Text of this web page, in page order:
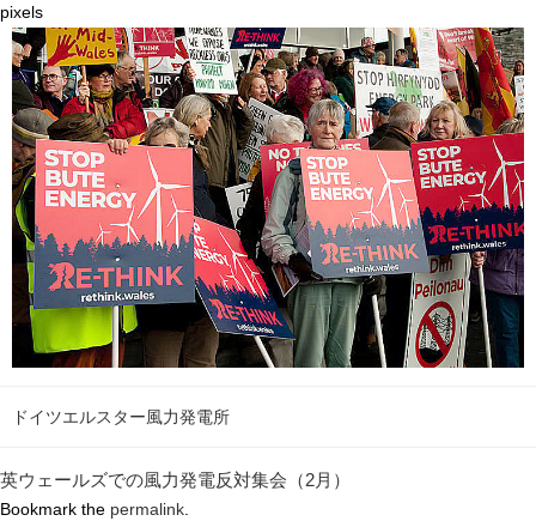
pixels
ドイツエルスター風力発電所
英ウェールズでの風力発電反対集会（2月）
Bookmark the permalink.